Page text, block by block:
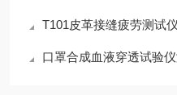
T101皮革接缝疲劳测试
口罩合成血液穿透试验